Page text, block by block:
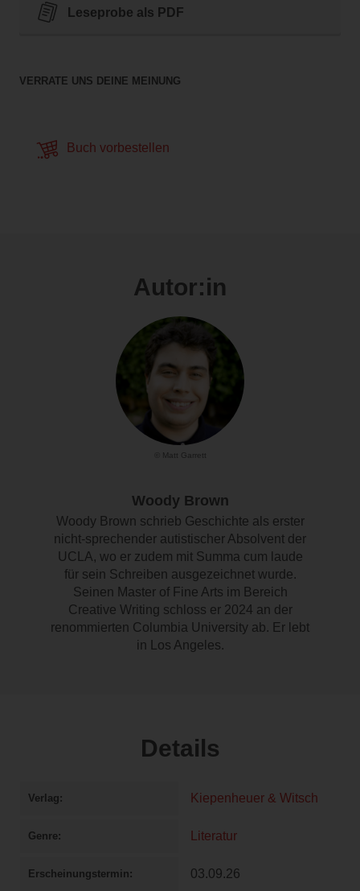
Leseprobe als PDF
VERRATE UNS DEINE MEINUNG
Buch vorbestellen
Autor:in
© Matt Garrett
Woody Brown
Woody Brown schrieb Geschichte als erster
nicht-sprechender autistischer Absolvent der
UCLA, wo er zudem mit Summa cum laude
für sein Schreiben ausgezeichnet wurde.
Seinen Master of Fine Arts im Bereich
Creative Writing schloss er 2024 an der
renommierten Columbia University ab. Er lebt
in Los Angeles.
Details
Verlag Kiepenheuer & Witsch
Genre Literatur
Erscheinungstermin 03.09.26